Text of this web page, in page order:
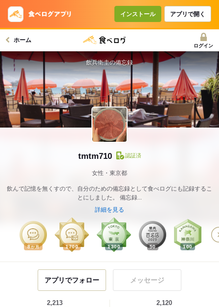
インストール アプリで開く
ホーム
ログイン
tmtm710 認証済
女性・東京都
飲んで記憶を無くすので、自分のための備忘録として食べログにも記録するこ
とにしました。 備忘録...
詳細を見る
8か月 1700 1300 50 100
飲兵衛圭の備忘録
アプリでフォロー メッセージ
2,213 2,120